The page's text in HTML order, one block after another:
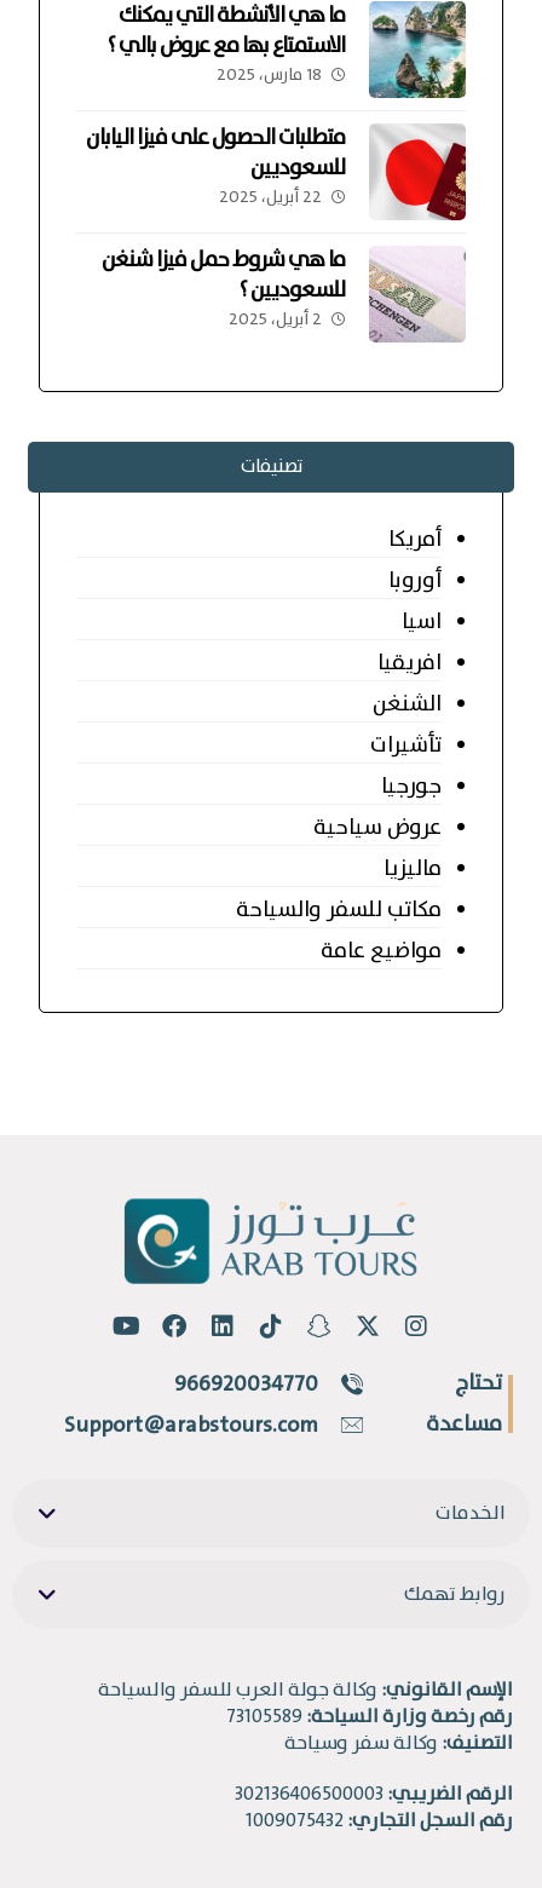
ما هي الأنشطة التي يمكنك
الاستمتاع بها مع عروض بالي ؟
18 مارس، 2025
متطلبات الحصول على فيزا اليابان
للسعوديين
22 أبريل، 2025
ما هي شروط حمل فيزا شنغن
للسعوديين ؟
2 أبريل، 2025
تصنيفات
أمريكا
أوروبا
اسيا
افريقيا
الشنغن
تأشيرات
جورجيا
عروض سياحية
ماليزيا
مكاتب للسفر والسياحة
مواضيع عامة
تحتاج
مساعدة
966920034770
Support@arabstours.com
الخدمات
روابط تهمك
الإسم القانوني: وكالة جولة العرب للسفر والسياحة
رقم رخصة وزارة السياحة:
التصنيف: وكالة سفر وسياحة
الرقم الضريبي:
رقم السجل التجاري: